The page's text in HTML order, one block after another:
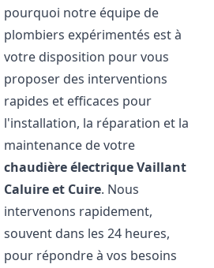
pourquoi notre équipe de
plombiers expérimentés est à
votre disposition pour vous
proposer des interventions
rapides et efficaces pour
l'installation, la réparation et la
maintenance de votre
chaudière électrique Vaillant
Caluire et Cuire. Nous
intervenons rapidement,
souvent dans les 24 heures,
pour répondre à vos besoins